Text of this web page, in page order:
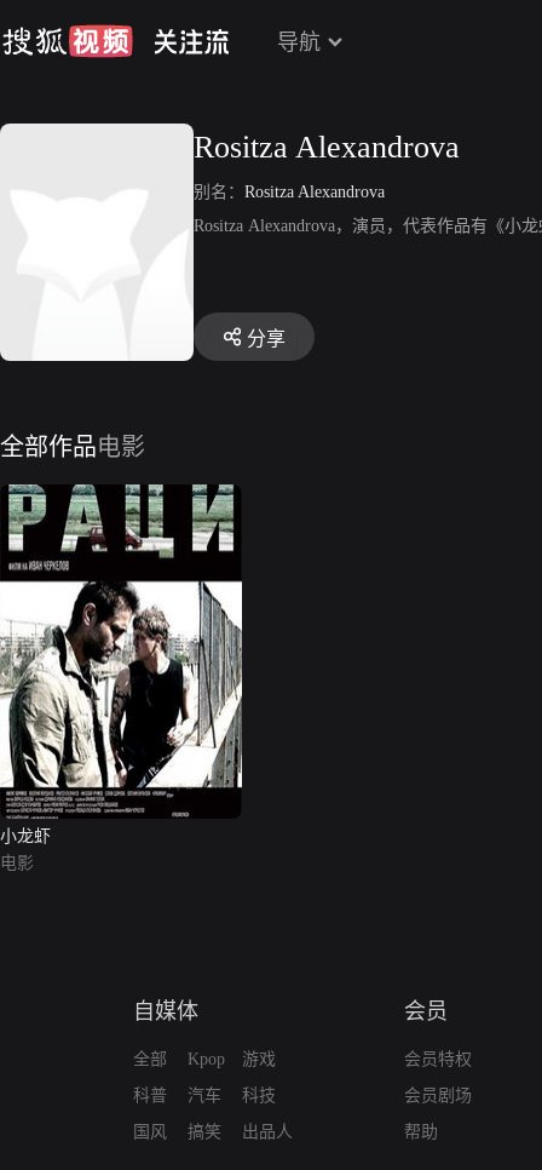
导航
Rositza Alexandrova
别名： Rositza Alexandrova
Rositza Alexandrova，演员，代表作品有《小
分享
全部作品电影
小龙虾
电影
自媒体
全部
科普
国风
Kpop
汽车
搞笑
游戏
科技
出品人
会员
会员特权
会员剧场
帮助